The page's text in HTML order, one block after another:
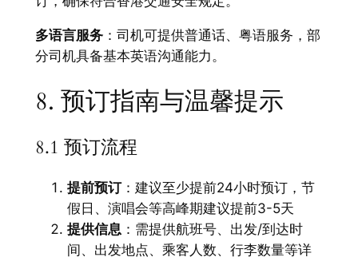
多语言服务：司机可提供普通话、粤语服务，部
分司机具备基本英语沟通能力。
8. 预订指南与温馨提示
8.1 预订流程
提前预订：建议至少提前24小时预订，节
假日、演唱会等高峰期建议提前3-5天
提供信息 ：需提供航班号、出发/到达时
间、出发地点、乘客人数、行李数量等详